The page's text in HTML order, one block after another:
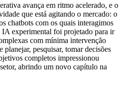
avança em ritmo acelerado, e o
que está agitando o mercado: o
chatbots com os quais interagimos
IA experimental foi projetado para ir
com mínima intervenção
planejar, pesquisar, tomar decisões
completos impressionou
abrindo um novo capítulo na